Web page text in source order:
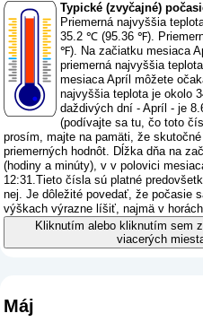
Typické (zvyčajné)
Priemerná najvyššia
35.2 ℃ (95.36 ℉).
℉). Na začiatku mesiaca
priemerná najvyššia
mesiaca Apríl môžete
najvyššia teplota je okolo
daždivých dní - Apríl - je
(podívajte sa tu, čo toto
prosím, majte na pamäti, že
priemerných hodnôt. Dĺžka dňa na
(hodiny a minúty), v v polovici
12:31.Tieto čísla sú platné
nej. Je dôležité povedať, že počasie
výškach výrazne líšiť, najmä v
Kliknutím alebo kliknutím sem
viacerých
Máj